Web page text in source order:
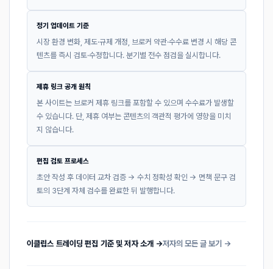
정기 업데이트 기준
시장 환경 변화, 제도·규제 개정, 브로커 약관·수수료 변경 시 해당 콘
텐츠를 즉시 검토·수정합니다. 분기별 전수 점검을 실시합니다.
제휴 링크 공개 원칙
본 사이트는 브로커 제휴 링크를 포함할 수 있으며 수수료가 발생할
수 있습니다. 단, 제휴 여부는 콘텐츠의 객관적 평가에 영향을 미치
지 않습니다.
편집 검토 프로세스
초안 작성 후 데이터 교차 검증 → 수치 정확성 확인 → 면책 문구 검
토의 3단계 자체 검수를 완료한 뒤 발행합니다.
이클립스 트레이딩 편집 기준 및 저자 소개 →저자의 모든 글 보기 →